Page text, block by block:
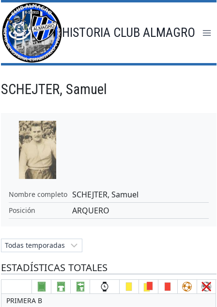
Saltar
al
contenido
HISTORIA CLUB ALMAGRO
SCHEJTER, Samuel
Nombre completo SCHEJTER, Samuel
Posición ARQUERO
ESTADÍSTICAS TOTALES
PRIMERA B